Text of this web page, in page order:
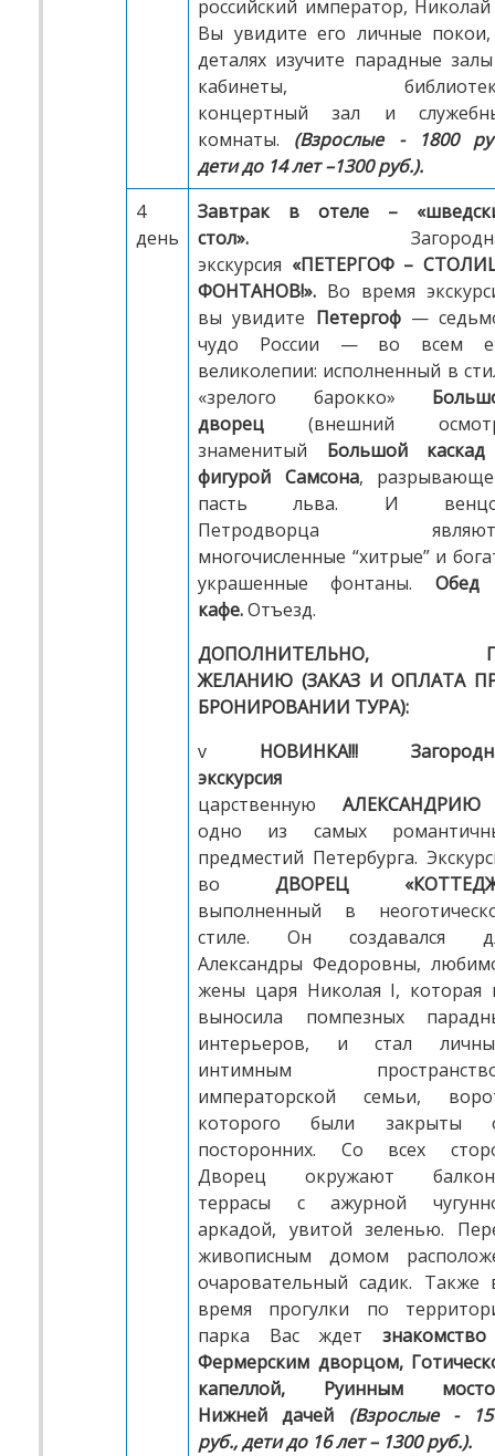
российский император,
Вы увидите его личные
деталях изучите парадные
кабинеты,
концертный зал и
комнаты. (Взрослые - 1800
дети до 14 лет –1300 руб.).
4
день
Завтрак в отеле –
стол».
экскурсия «ПЕТЕРГОФ –
ФОНТАНОВ!». Во время
вы увидите Петергоф—
чудо России — во всем
великолепии: исполненный в
«зрелого барокко»
дворец (внешний
знаменитый Большой
фигурой Самсона,
пасть льва. И
Петродворца
многочисленные “хитрые” и
украшенные фонтаны.
кафе.Отъезд.
ДОПОЛНИТЕЛЬНО,
ЖЕЛАНИЮ (ЗАКАЗ И ОПЛАТА
БРОНИРОВАНИИ ТУРА):
v НОВИНКА!!!
экскурсия
царственную АЛЕКСАНДРИЮ
одно из самых
предместий Петербурга.
во ДВОРЕЦ
выполненный в
стиле. Он создавался
Александры Федоровны,
жены царя Николая I, которая
выносила помпезных
интерьеров, и стал
интимным
императорской семьи,
которого были закрыты
посторонних. Со всех
Дворец окружают
террасы с ажурной
аркадой, увитой зеленью.
живописным домом
очаровательный садик. Также
время прогулки по
парка Вас ждет
Фермерским дворцом,
капеллой, Руинным
Нижней дачей
(Взрослые -
руб., дети до 16 лет – 1300 руб.).